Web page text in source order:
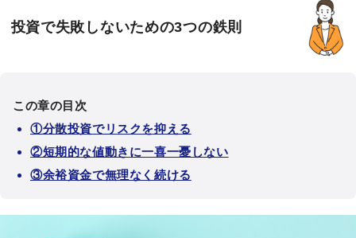
投資で失敗しないための3つの鉄則
この章の目次
①分散投資でリスクを抑える
②短期的な値動きに一喜一憂しない
③余裕資金で無理なく続ける